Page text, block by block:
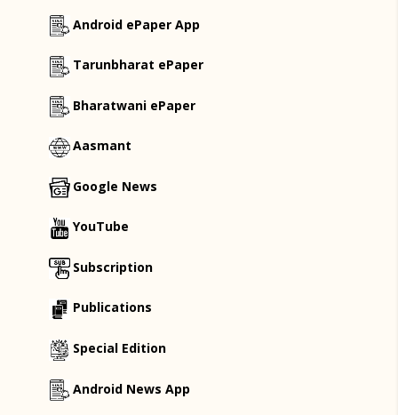
Android ePaper App
Tarunbharat ePaper
Bharatwani ePaper
Aasmant
Google News
YouTube
Subscription
Publications
Special Edition
Android News App